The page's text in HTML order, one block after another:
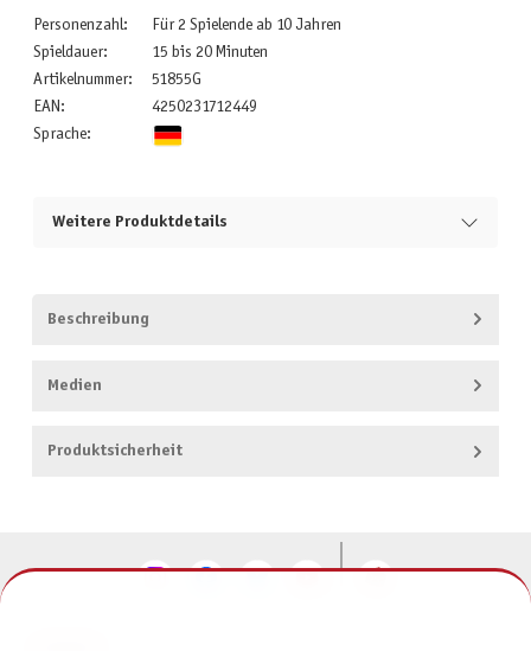
Personenzahl:
Für 2 Spielende ab 10 Jahren
Spieldauer:
15 bis 20 Minuten
Artikelnummer:
51855G
EAN:
4250231712449
Sprache:
Weitere Produktdetails
Beschreibung
Medien
Produktsicherheit